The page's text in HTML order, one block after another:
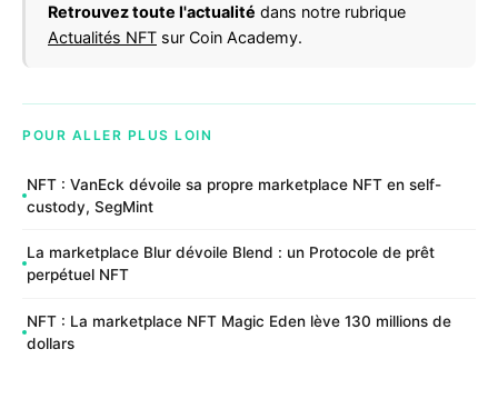
Retrouvez toute l'actualité dans notre rubrique
Actualités NFT sur Coin Academy.
POUR ALLER PLUS LOIN
NFT : VanEck dévoile sa propre marketplace NFT en self-
custody, SegMint
La marketplace Blur dévoile Blend : un Protocole de prêt
perpétuel NFT
NFT : La marketplace NFT Magic Eden lève 130 millions de
dollars